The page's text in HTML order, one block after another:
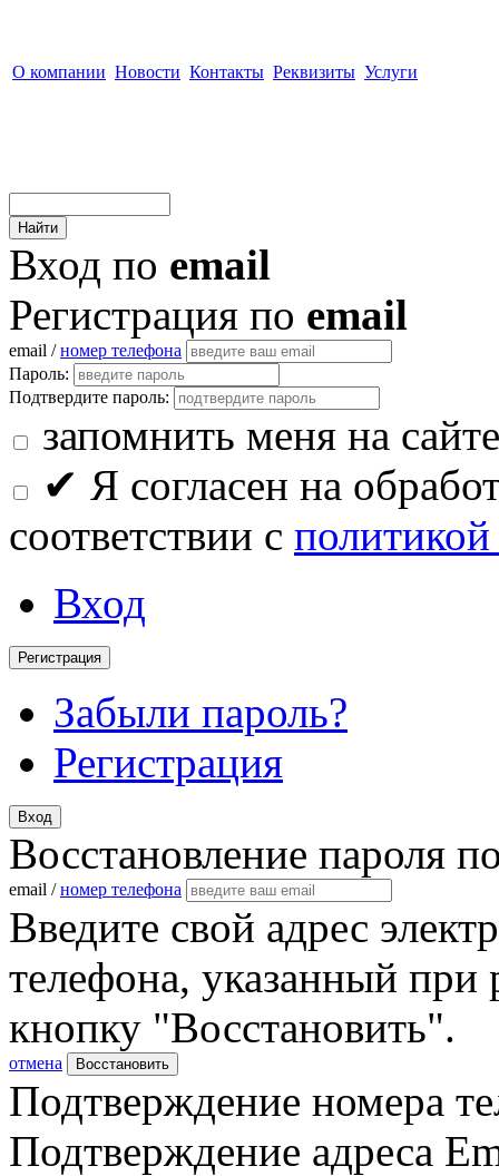
О компании Новости Контакты Реквизиты Услуги
Вход по email
Регистрация по email
email /номер телефона
Пароль:
Подтвердите пароль:
запомнить меня на сайте
✔ Я согласен на
соответствии с
Вход
Регистрация
Забыли пароль?
Регистрация
Вход
Восстановление пароля
email /номер телефона
Введите свой адрес
телефона, указанный при
кнопку "Восстановить".
отмена Восстановить
Подтверждение номера
Подтверждение адреса